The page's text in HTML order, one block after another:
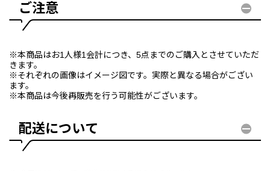
ご注意
※本商品はお1人様1会計につき、5点までのご購入とさせていただ
きます。
※それぞれの画像はイメージ図です。実際と異なる場合がござい
ます。
※本商品は今後再販売を行う可能性がございます。
配送について